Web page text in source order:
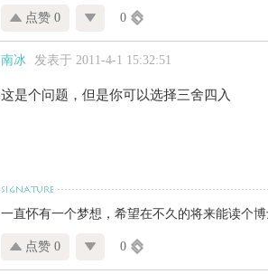
点赞 0 0
南冰 发表于 2011-4-1 15:32:51
这是个问题，但是你可以选择三舍四入
一直怀有一个梦想，希望在不久的将来能读个
点赞 0 0